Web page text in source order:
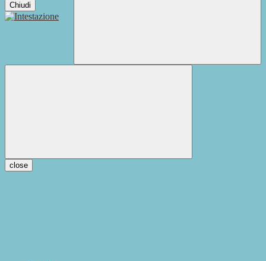
Chiudi
close